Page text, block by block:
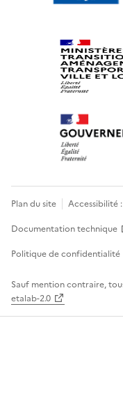
Plan du site Accessibilité
Documentation technique
Politique de confidentialité
Sauf mention contraire,
etalab-2.0